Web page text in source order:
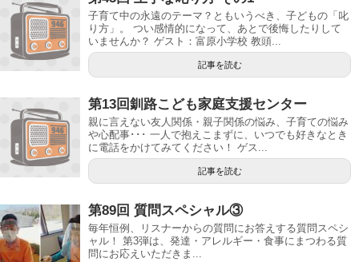
子育て中の永遠のテーマ？ともいうべき、子どもの「叱
り方」。 つい感情的になって、あとで後悔したりして
いませんか？ ゲスト：富原小学校 教頭...
記事を読む
第13回釧路こども家庭支援センター
親に言えない友人関係・親子関係の悩み、子育ての悩み
や心配事･･･ 一人で抱えこまずに、いつでも好きなとき
に電話をかけてみてください！ ゲス...
記事を読む
第89回 質問スペシャル③
毎年恒例、リスナーからの質問にお答えする質問スペシ
ャル！ 第3弾は、発達・アレルギー・食事にまつわる質
問にお応えいただきま...